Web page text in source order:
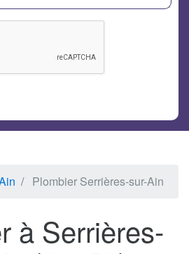
Plombier Serrières-sur-Ain
à Serrières-